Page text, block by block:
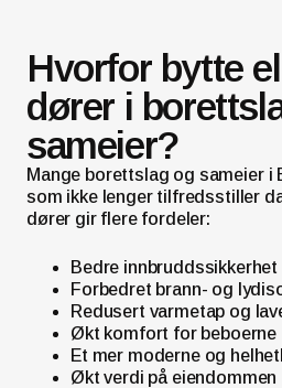
Hvorfor bytte
dører i
sameier?
Mange borettslag og sameier
som ikke lenger tilfredsstiller
dører gir flere fordeler:
Bedre innbruddssikkerhet
Forbedret brann- og
Redusert varmetap og
Økt komfort for beboerne
Et mer moderne og
Økt verdi på eiendommen